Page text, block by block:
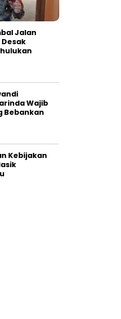
Jalan
Desak
Wajib
Bebankan
Kebijakan